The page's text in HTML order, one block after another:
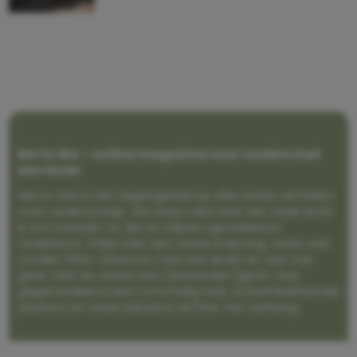
Me to We – online magazine voor ouders met